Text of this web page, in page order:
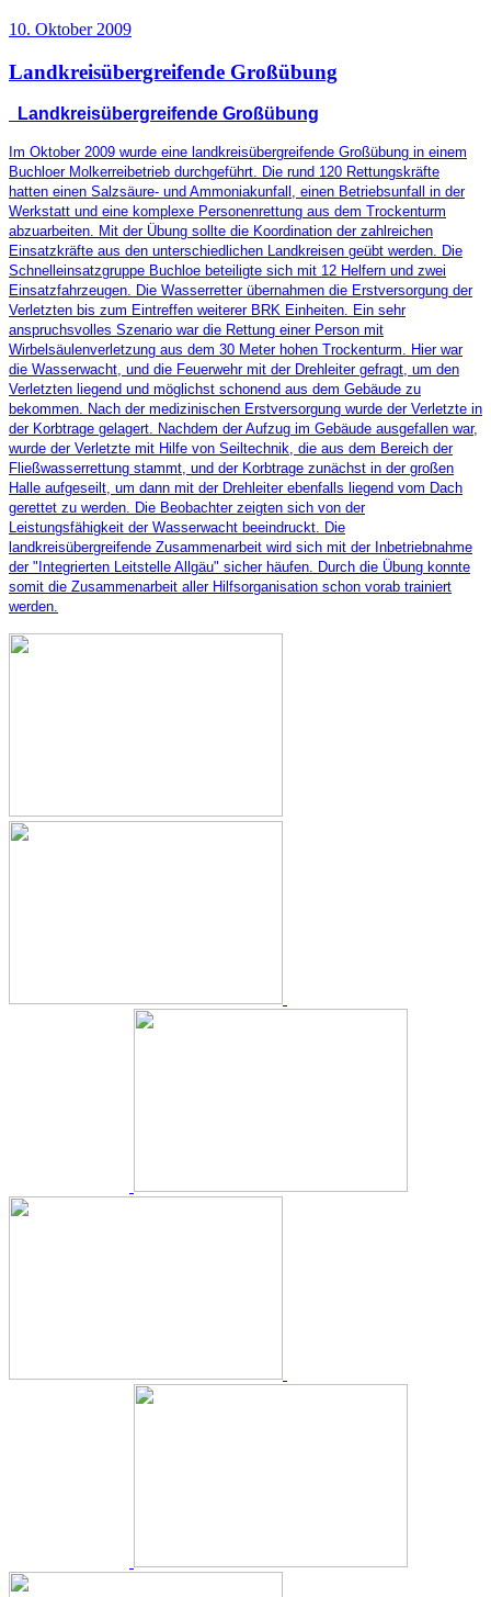
10. Oktober 2009
Landkreisübergreifende Großübung
Landkreisübergreifende Großübung
Im Oktober 2009 wurde eine landkreisübergreifende Großübung in einem
Buchloer Molkerreibetrieb durchgeführt. Die rund 120 Rettungskräfte
hatten einen Salzsäure- und Ammoniakunfall, einen Betriebsunfall in der
Werkstatt und eine komplexe Personenrettung aus dem Trockenturm
abzuarbeiten. Mit der Übung sollte die Koordination der zahlreichen
Einsatzkräfte aus den unterschiedlichen Landkreisen geübt werden. Die
Schnelleinsatzgruppe Buchloe beteiligte sich mit 12 Helfern und zwei
Einsatzfahrzeugen. Die Wasserretter übernahmen die Erstversorgung der
Verletzten bis zum Eintreffen weiterer BRK Einheiten. Ein sehr
anspruchsvolles Szenario war die Rettung einer Person mit
Wirbelsäulenverletzung aus dem 30 Meter hohen Trockenturm. Hier war
die Wasserwacht, und die Feuerwehr mit der Drehleiter gefragt, um den
Verletzten liegend und möglichst schonend aus dem Gebäude zu
bekommen. Nach der medizinischen Erstversorgung wurde der Verletzte in
der Korbtrage gelagert. Nachdem der Aufzug im Gebäude ausgefallen war,
wurde der Verletzte mit Hilfe von Seiltechnik, die aus dem Bereich der
Fließwasserrettung stammt, und der Korbtrage zunächst in der großen
Halle aufgeseilt, um dann mit der Drehleiter ebenfalls liegend vom Dach
gerettet zu werden. Die Beobachter zeigten sich von der
Leistungsfähigkeit der Wasserwacht beeindruckt. Die
landkreisübergreifende Zusammenarbeit wird sich mit der Inbetriebnahme
der "Integrierten Leitstelle Allgäu" sicher häufen. Durch die Übung konnte
somit die Zusammenarbeit aller Hilfsorganisation schon vorab trainiert
werden.